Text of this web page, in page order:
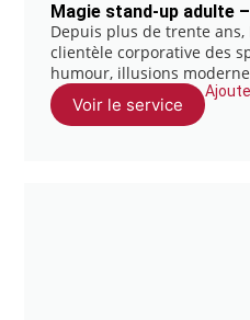
Magie stand-up adulte
Depuis plus de trente
clientèle corporative des
humour, illusions
Voir le service